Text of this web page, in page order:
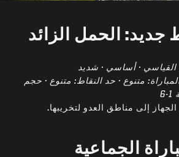
جديد: الحمل الزائد
القياسي · أساسي · شديد
متنوع · حد النقاط: متنوع · حجم
إلى مناطق العدو لتخريبها.
الجماعية